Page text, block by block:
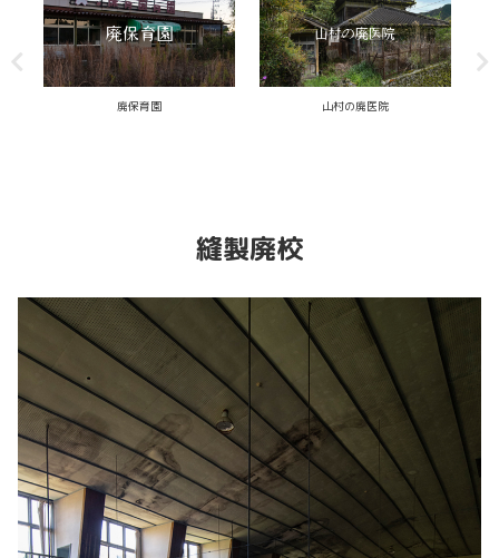
バカデカ廃病院 お金庫が置いてある廃校
縫製廃校